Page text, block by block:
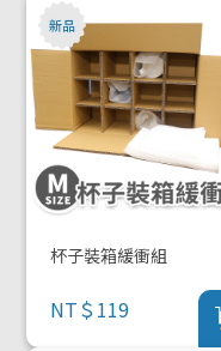
杯子裝箱緩衝組
NT＄119